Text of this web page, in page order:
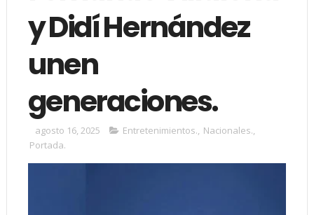
y Didí Hernández
unen
generaciones.
agosto 16, 2025 Entretenimientos., Nacionales.,
Portada.